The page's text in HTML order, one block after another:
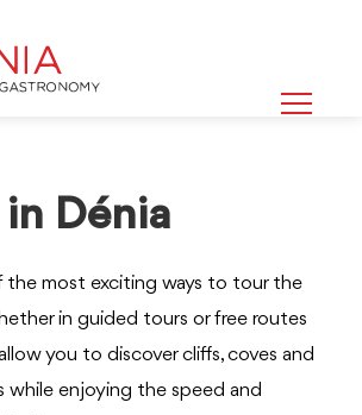
Dénia
the most exciting ways to tour the
in guided tours or free routes
you to discover cliffs, coves and
while enjoying the speed and